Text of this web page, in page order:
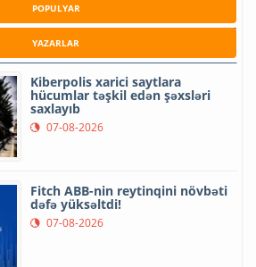
POPULYAR
YAZARLAR
Kiberpolis xarici saytlara
hücumlar təşkil edən şəxsləri
saxlayıb
07-08-2026
Fitch ABB-nin reytinqini növbəti
dəfə yüksəltdi!
07-08-2026